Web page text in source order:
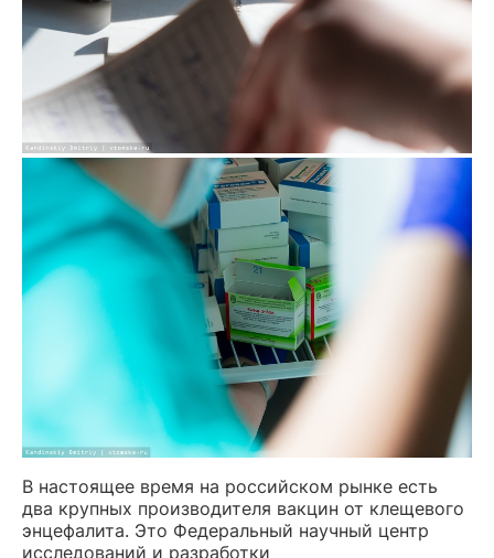
В настоящее время на российском рынке есть
два крупных производителя вакцин от клещевого
энцефалита. Это Федеральный научный центр
исследований и разработки